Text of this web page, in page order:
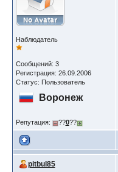
Наблюдатель
Сообщений: 3
Регистрация: 26.09.2006
Статус: Пользователь
Воронеж
Репутация: ??0??
pitbul85